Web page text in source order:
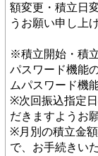
額変更・積立日
うお願い申し上
※積立開始・積
パスワード機能
ムパスワード機
※次回振込指定
だきますようお
※月別の積立金
で、お手続きい